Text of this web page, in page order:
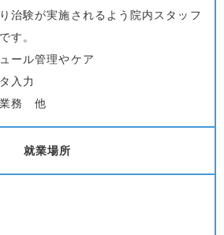
治験が実施されるよう院内スタッフ
す。
ール管理やケア
入力
業務 他
就業場所